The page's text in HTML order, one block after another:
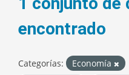
encontrado
Categorías: Economía